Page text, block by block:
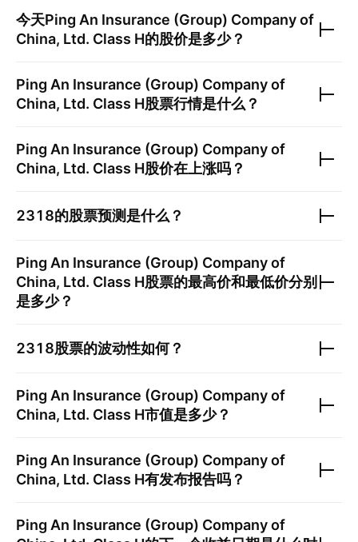
今天Ping An Insurance (Group) Company of
China, Ltd. Class H的股价是多少？
Ping An Insurance (Group) Company of
China, Ltd. Class H股票行情是什么？
Ping An Insurance (Group) Company of
China, Ltd. Class H股价在上涨吗？
2318的股票预测是什么？
Ping An Insurance (Group) Company of
China, Ltd. Class H股票的最高价和最低价分别
是多少？
2318股票的波动性如何？
Ping An Insurance (Group) Company of
China, Ltd. Class H市值是多少？
Ping An Insurance (Group) Company of
China, Ltd. Class H有发布报告吗？
Ping An Insurance (Group) Company of